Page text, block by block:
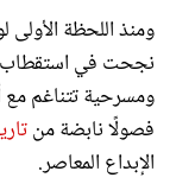
نجحت في استقطاب
ومسرحية تتناغم مع
فصولًا نابضة من
الإبداع المعاصر.